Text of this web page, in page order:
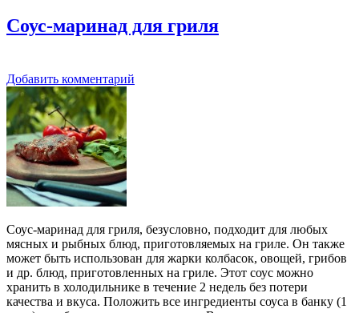
Соус-маринад для гриля
Добавить комментарий
Соус-маринад для гриля, безусловно, подходит для любых
мясных и рыбных блюд, приготовляемых на гриле. Он также
может быть использован для жарки колбасок, овощей, грибов
и др. блюд, приготовленных на гриле. Этот соус можно
хранить в холодильнике в течение 2 недель без потери
качества и вкуса. Положить все ингредиенты соуса в банку (1